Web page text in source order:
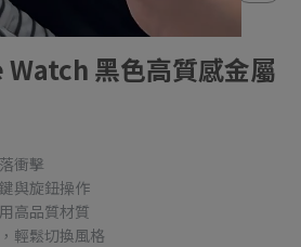
黑色高質感金屬
衝擊
與旋鈕操作
高品質材質
輕鬆切換風格